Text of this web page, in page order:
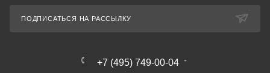
ПОДПИСАТЬСЯ НА РАССЫЛКУ
+7 (495) 749-00-04